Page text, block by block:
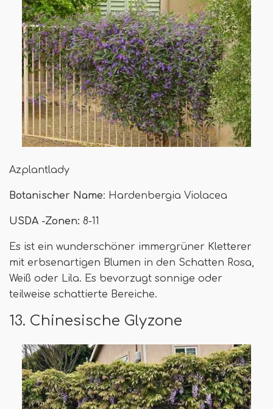
Azplantlady
Botanischer Name: Hardenbergia Violacea
USDA -Zonen: 8-11
Es ist ein wunderschöner immergrüner Kletterer
mit erbsenartigen Blumen in den Schatten Rosa,
Weiß oder Lila. Es bevorzugt sonnige oder
teilweise schattierte Bereiche.
13. Chinesische Glyzone